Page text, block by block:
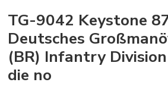
TG-9042 Keystone
Deutsches
(BR) Infantry
die no